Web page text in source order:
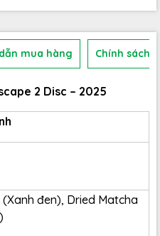
mua hàng Chính sách
2 Disc – 2025
đen), Dried Matcha